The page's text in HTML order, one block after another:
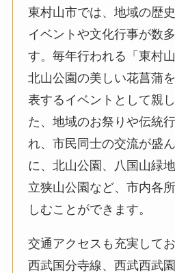
東村山市では、地域の歴
イベントや文化行事が数
す。毎年行われる「東村
北山公園の美しい花菖蒲
表するイベントとして親
た、地域のお祭りや伝統
れ、市民同士の交流が盛
に、北山公園、八国山緑
立狭山公園など、市内各
しむことができます。
交通アクセスも充実して
西武国分寺線、西武西武